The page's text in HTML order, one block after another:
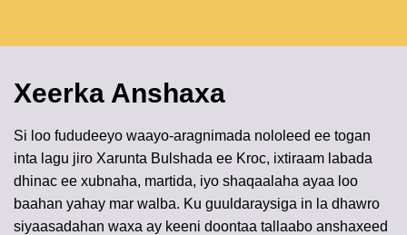
Xeerka Anshaxa
Si loo fududeeyo waayo-aragnimada nololeed ee togan
inta lagu jiro Xarunta Bulshada ee Kroc, ixtiraam labada
dhinac ee xubnaha, martida, iyo shaqaalaha ayaa loo
baahan yahay mar walba. Ku guuldaraysiga in la dhawro
siyaasadahan waxa ay keeni doontaa tallaabo anshaxeed